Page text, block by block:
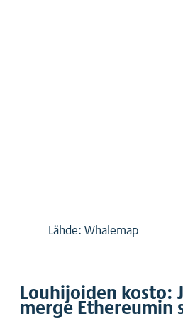
Lähde: Whalemap
Louhijoiden kosto:
merge Ethereumin